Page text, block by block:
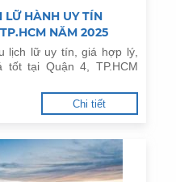
LỮ HÀNH UY TÍN
NĂM 2025
lịch lữ uy tín, giá hợp lý,
tốt tại Quận 4, TP.HCM
Chi tiết